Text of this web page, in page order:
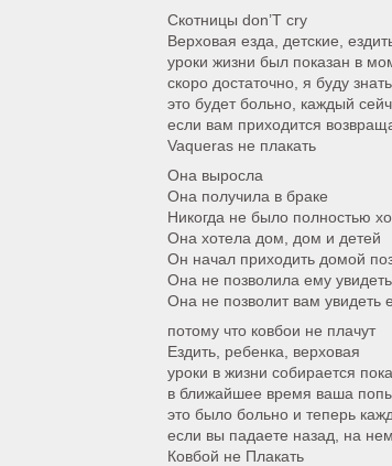
Скотницы don’T cry
Верховая езда, детские,
уроки жизни был показан в
скоро достаточно, я буду
это будет больно, каждый
если вам приходится
Vaqueras не плакать
Она выросла
Она получила в браке
Никогда не было полностью
Она хотела дом, дом и детей
Он начал приходить домой
Она не позволила ему
Она не позволит вам увидеть
потому что ковбои не плачут
Ездить, ребенка, верховая
уроки в жизни собирается
в ближайшее время ваша
это было больно и теперь
если вы падаете назад, на
Ковбой не Плакать